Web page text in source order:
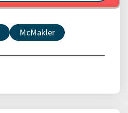
McMakler